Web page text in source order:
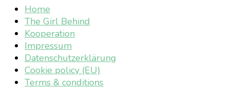
Home
The Girl Behind
Kooperation
Impressum
Datenschutzerklärung
Cookie policy (EU)
Terms & conditions